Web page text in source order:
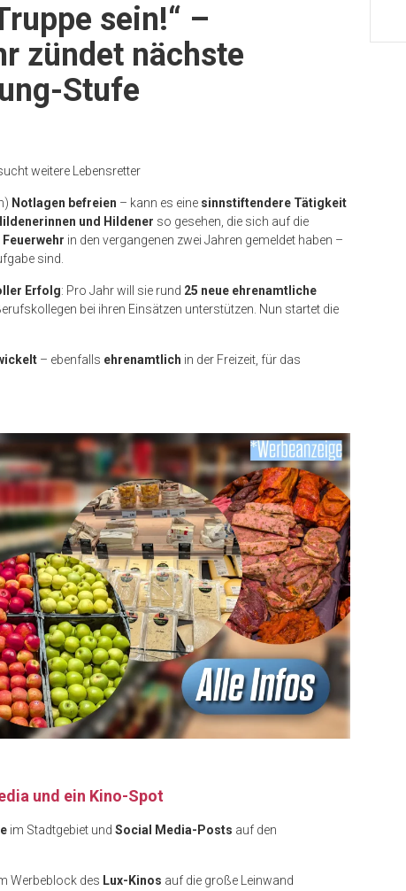
sein!“ –
zündet nächste
Stufe
weitere Lebensretter
Notlagen befreien – kann es eine sinnstiftendere Tätigkeit
und Hildener so gesehen, die sich auf die
in den vergangenen zwei Jahren gemeldet haben –
sind.
Erfolg: Pro Jahr will sie rund 25 neue ehrenamtliche
bei ihren Einsätzen unterstützen. Nun startet die
– ebenfalls ehrenamtlich in der Freizeit, für das
und ein Kino-Spot
im Stadtgebiet und Social Media-Posts auf den
Werbeblock des Lux-Kinos auf die große Leinwand